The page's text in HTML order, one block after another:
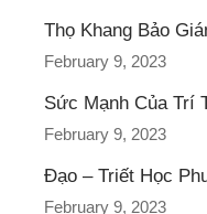
Thọ Khang Bảo
February 9, 2023
Sức Mạnh Của Trí
February 9, 2023
Đạo – Triết Học
February 9, 2023